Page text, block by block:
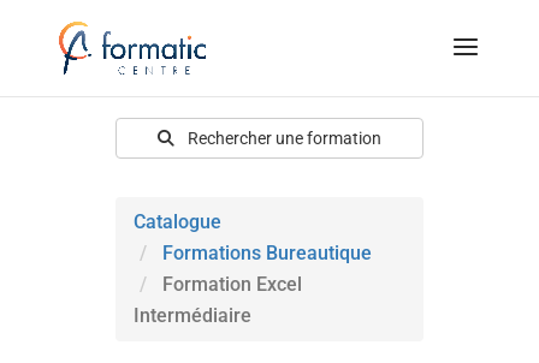
Rechercher une formation
Catalogue
Formations Bureautique
Formation Excel
Intermédiaire